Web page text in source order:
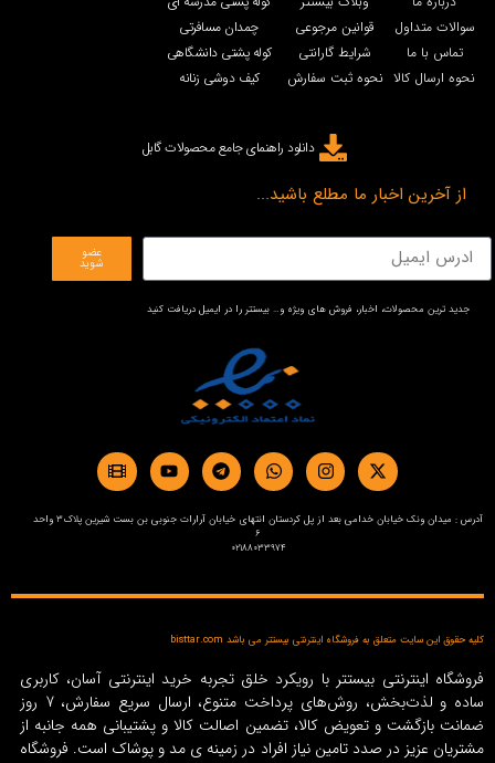
سوالات متداول
تماس با ما
نحوه ارسال کالا
قوانین مرجوعی
شرایط گارانتی
نحوه ثبت سفارش
چمدان مسافرتی
کوله پشتی دانشگاهی
کیف دوشی زنانه
دانلود راهنمای جامع محصولات گابل
از آخرین اخبار ما مطلع باشید...
عضو
شوید
جدید ترین محصولات، اخبار، فروش های ویژه و… بیستتر را در ایمیل دریافت کنید
آدرس : میدان ونک خیابان خدامی بعد از پل کردستان انتهای خیابان آرارات جنوبی بن بست شیرین پلاک3 واحد
6
02188033974
کلیه حقوق این سایت متعلق به فروشگاه اینترنتی بیستتر می باشد bisttar.com
فروشگاه اینترنتی بیستتر با رویکرد خلق تجربه خرید اینترنتی آسان، کاربری
ساده و لذت‌بخش، روش‌های پرداخت متنوع، ارسال سریع سفارش، 7 روز
ضمانت بازگشت و تعویض کالا، تضمین اصالت کالا و پشتیبانی همه جانبه از
مشتریان عزیز در صدد تامین نیاز افراد در زمینه‌ ی مد و پوشاک است. فروشگاه